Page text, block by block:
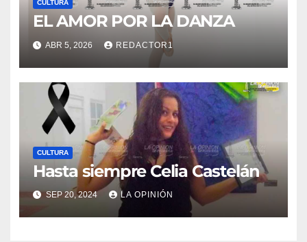
CULTURA
EL AMOR POR LA DANZA
ABR 5, 2026 REDACTOR1
CULTURA
Hasta siempre Celia Castelán
SEP 20, 2024 LA OPINIÓN